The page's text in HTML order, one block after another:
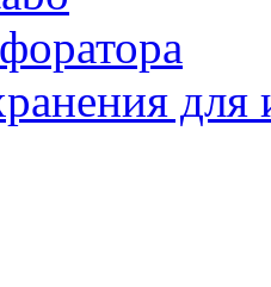
для